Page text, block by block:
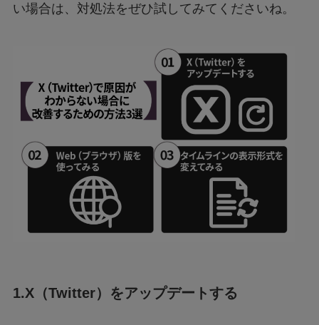
い場合は、対処法をぜひ試してみてくださいね。
1.X（Twitter）をアップデートする